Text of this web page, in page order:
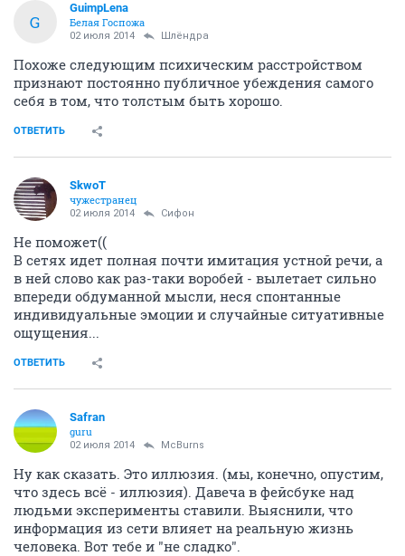
G
GuimpLena
Белая Госпожа
02 июля 2014 Шлёндра
Похоже следующим психическим расстройством
признают постоянно публичное убеждения самого
себя в том, что толстым быть хорошо.
ОТВЕТИТЬ
SkwоT
чужестранец
02 июля 2014 Сифон
Не поможет((
В сетях идет полная почти имитация устной речи, а
в ней слово как раз-таки воробей - вылетает сильно
впереди обдуманной мысли, неся спонтанные
индивидуальные эмоции и случайные ситуативные
ощущения...
ОТВЕТИТЬ
Safran
guru
02 июля 2014 McBurns
Ну как сказать. Это иллюзия. (мы, конечно, опустим,
что здесь всё - иллюзия). Давеча в фейсбуке над
людьми эксперименты ставили. Выяснили, что
информация из сети влияет на реальную жизнь
человека. Вот тебе и "не сладко".